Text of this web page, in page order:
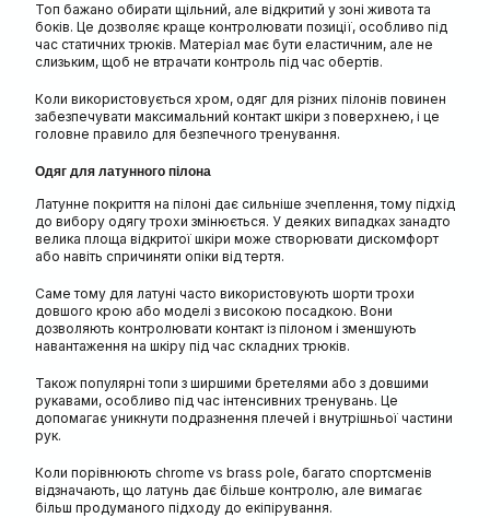
Топ бажано обирати щільний, але відкритий у зоні живота та
боків. Це дозволяє краще контролювати позиції, особливо під
час статичних трюків. Матеріал має бути еластичним, але не
слизьким, щоб не втрачати контроль під час обертів.
Коли використовується хром, одяг для різних пілонів повинен
забезпечувати максимальний контакт шкіри з поверхнею, і це
головне правило для безпечного тренування.
Одяг для латунного пілона
Латунне покриття на пілоні дає сильніше зчеплення, тому підхід
до вибору одягу трохи змінюється. У деяких випадках занадто
велика площа відкритої шкіри може створювати дискомфорт
або навіть спричиняти опіки від тертя.
Саме тому для латуні часто використовують шорти трохи
довшого крою або моделі з високою посадкою. Вони
дозволяють контролювати контакт із пілоном і зменшують
навантаження на шкіру під час складних трюків.
Також популярні топи з ширшими бретелями або з довшими
рукавами, особливо під час інтенсивних тренувань. Це
допомагає уникнути подразнення плечей і внутрішньої частини
рук.
Коли порівнюють chrome vs brass pole, багато спортсменів
відзначають, що латунь дає більше контролю, але вимагає
більш продуманого підходу до екіпірування.